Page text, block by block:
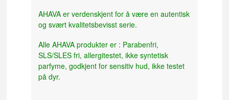
AHAVA er verdenskjent for å være en autentisk
og svært kvalitetsbevisst serie.
Alle AHAVA produkter er : Parabenfri,
SLS/SLES fri, allergitestet, ikke syntetisk
parfyme, godkjent for sensitiv hud, ikke testet
på dyr.